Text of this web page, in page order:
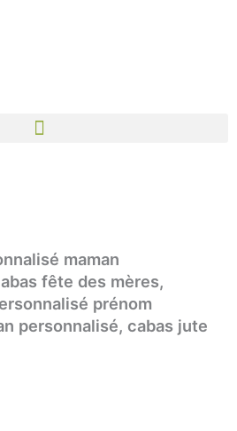
maman
fête des mères,
prénom
personnalisé, cabas jute